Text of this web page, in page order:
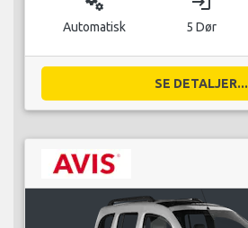
Automatisk 5 Dør
SE DETALJER...